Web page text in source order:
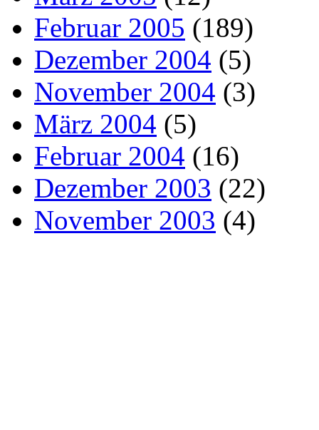
Februar 2005 (189)
Dezember 2004 (5)
November 2004 (3)
März 2004 (5)
Februar 2004 (16)
Dezember 2003 (22)
November 2003 (4)